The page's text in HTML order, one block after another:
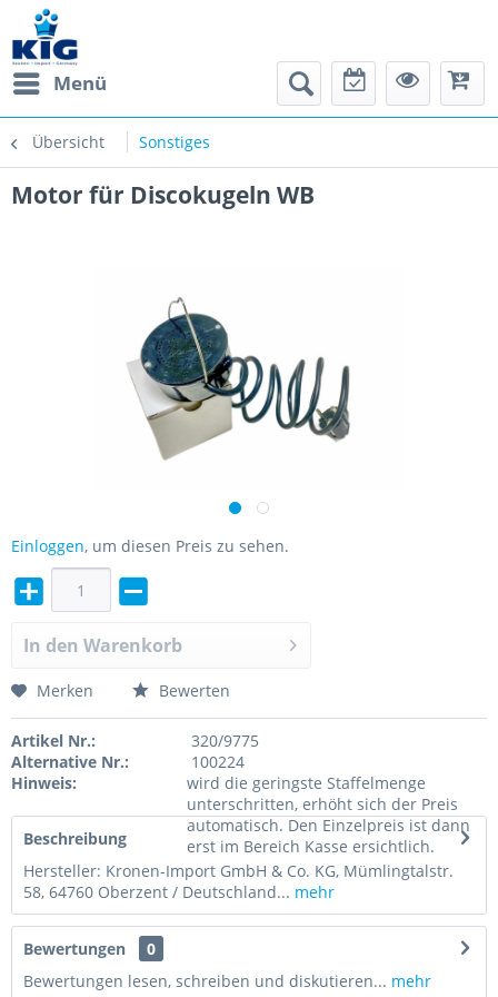
Menü
Übersicht Sonstiges
Motor für Discokugeln WB
Einloggen, um diesen Preis zu sehen.
In den Warenkorb
Merken Bewerten
Artikel Nr.:
320/9775
Alternative Nr.:
100224
Hinweis:
wird die geringste Staffelmenge
unterschritten, erhöht sich der Preis
automatisch. Den Einzelpreis ist dann
erst im Bereich Kasse ersichtlich.
Beschreibung
Hersteller: Kronen-Import GmbH & Co. KG, Mümlingtalstr.
58, 64760 Oberzent / Deutschland... mehr
Bewertungen
0
Bewertungen lesen, schreiben und diskutieren... mehr